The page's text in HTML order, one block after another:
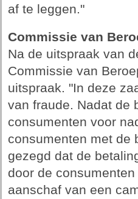
af te leggen."
Commissie van
Na de uitspraak van
Commissie van
uitspraak. "In deze
van fraude. Nadat de
consumenten voor
consumenten met de
gezegd dat de
door de
aanschaf van een